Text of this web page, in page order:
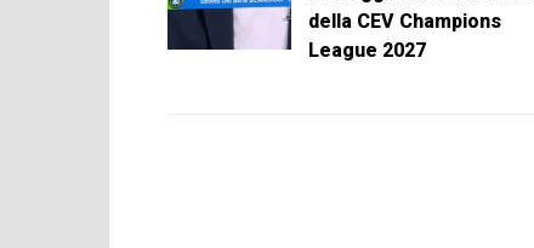
della CEV Champions
League 2027